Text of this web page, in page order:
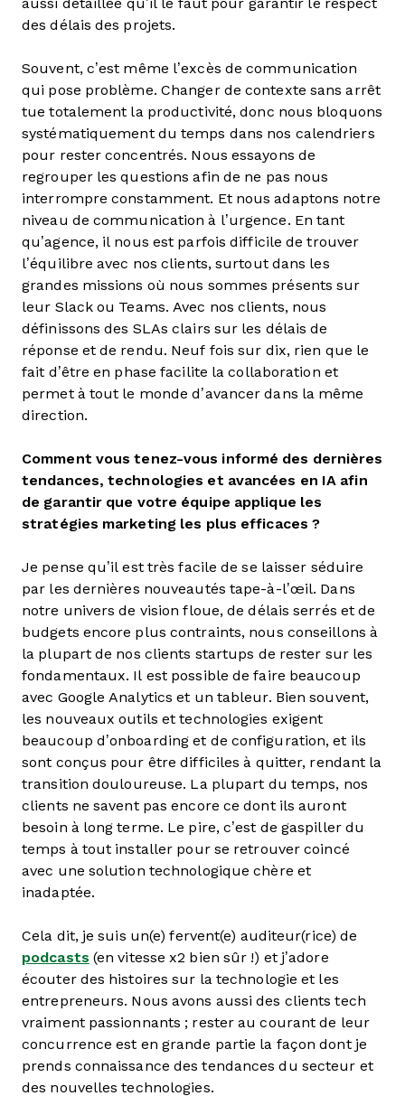
aussi détaillée qu’il le faut pour garantir le respect
des délais des projets.
Souvent, c’est même l’excès de communication
qui pose problème. Changer de contexte sans arrêt
tue totalement la productivité, donc nous bloquons
systématiquement du temps dans nos calendriers
pour rester concentrés. Nous essayons de
regrouper les questions afin de ne pas nous
interrompre constamment. Et nous adaptons notre
niveau de communication à l’urgence. En tant
qu’agence, il nous est parfois difficile de trouver
l’équilibre avec nos clients, surtout dans les
grandes missions où nous sommes présents sur
leur Slack ou Teams. Avec nos clients, nous
définissons des SLAs clairs sur les délais de
réponse et de rendu. Neuf fois sur dix, rien que le
fait d’être en phase facilite la collaboration et
permet à tout le monde d’avancer dans la même
direction.
Comment vous tenez-vous informé des dernières
tendances, technologies et avancées en IA afin
de garantir que votre équipe applique les
stratégies marketing les plus efficaces ?
Je pense qu’il est très facile de se laisser séduire
par les dernières nouveautés tape-à-l’œil. Dans
notre univers de vision floue, de délais serrés et de
budgets encore plus contraints, nous conseillons à
la plupart de nos clients startups de rester sur les
fondamentaux. Il est possible de faire beaucoup
avec Google Analytics et un tableur. Bien souvent,
les nouveaux outils et technologies exigent
beaucoup d’onboarding et de configuration, et ils
sont conçus pour être difficiles à quitter, rendant la
transition douloureuse. La plupart du temps, nos
clients ne savent pas encore ce dont ils auront
besoin à long terme. Le pire, c’est de gaspiller du
temps à tout installer pour se retrouver coincé
avec une solution technologique chère et
inadaptée.
Cela dit, je suis un(e) fervent(e) auditeur(rice) de
podcasts (en vitesse x2 bien sûr !) et j’adore
écouter des histoires sur la technologie et les
entrepreneurs. Nous avons aussi des clients tech
vraiment passionnants ; rester au courant de leur
concurrence est en grande partie la façon dont je
prends connaissance des tendances du secteur et
des nouvelles technologies.